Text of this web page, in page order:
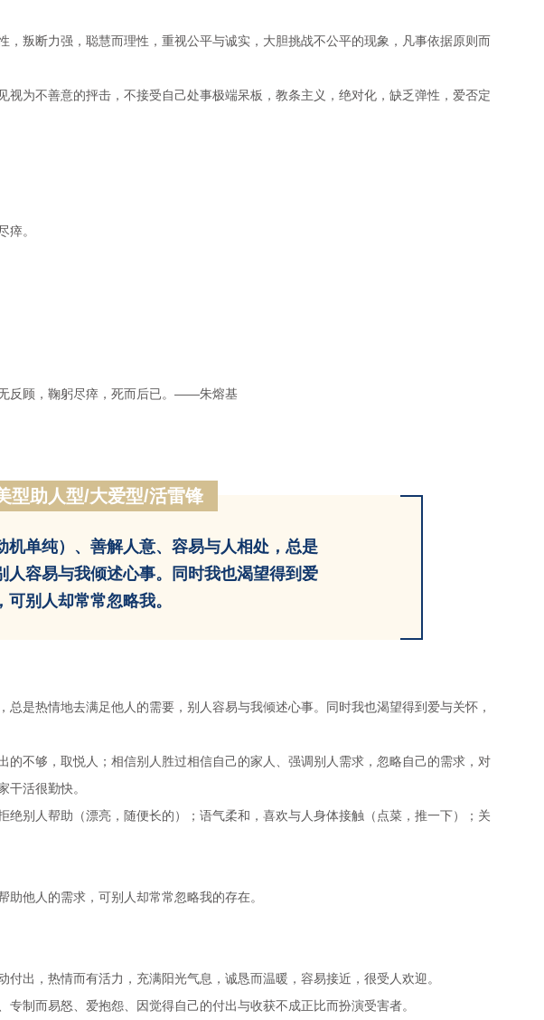
叛断力强，聪慧而理性，重视公平与诚实，大胆挑战不公平的现象，凡事依据原则而
为不善意的抨击，不接受自己处事极端呆板，教条主义，绝对化，缺乏弹性，爱否定
瘁。
反顾，鞠躬尽瘁，死而后已。——朱熔基
型助人型/大爱型/活雷锋
机单纯）、善解人意、容易与人相处，总是
人容易与我倾述心事。同时我也渴望得到爱
可别人却常常忽略我。
是热情地去满足他人的需要，别人容易与我倾述心事。同时我也渴望得到爱与关怀，
不够，取悦人；相信别人胜过相信自己的家人、强调别人需求，忽略自己的需求，对
干活很勤快。
别人帮助（漂亮，随便长的）；语气柔和，喜欢与人身体接触（点菜，推一下）；关
他人的需求，可别人却常常忽略我的存在。
出，热情而有活力，充满阳光气息，诚恳而温暖，容易接近，很受人欢迎。
制而易怒、爱抱怨、因觉得自己的付出与收获不成正比而扮演受害者。